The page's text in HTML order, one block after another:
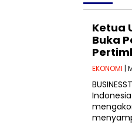
Ketua
Buka
EKONOMI |